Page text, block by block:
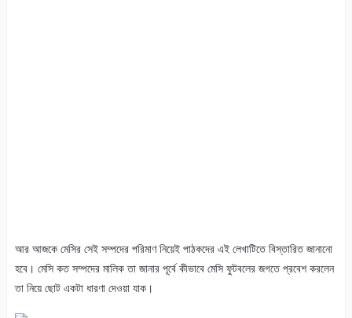
আর আজকে মেসির সেই সম্পদের পরিমাণ নিয়েই পাঠকদের এই লেখাটিতে বিস্তারিত জানানো
হবে। মেসি কত সম্পদের মালিক তা জানার পূর্বে কীভাবে মেসি ফুটবলের জগতে প্রবেশ করলেন
তা নিয়ে ছোট একটা ধারণা দেওয়া যাক।